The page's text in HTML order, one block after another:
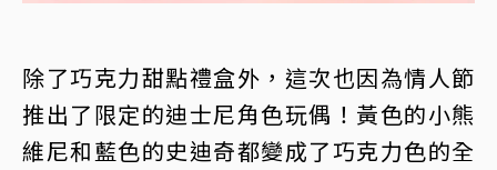
除了巧克力甜點禮盒外，這次也因為情人節
推出了限定的迪士尼角色玩偶！黃色的小熊
維尼和藍色的史迪奇都變成了巧克力色的全